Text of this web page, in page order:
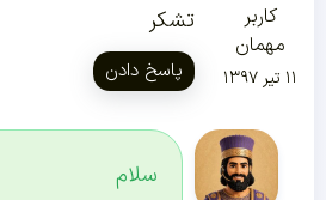
کاربر
مهمان
۱۱ تیر ۱۳۹۷
تشکر
پاسخ دادن
سلام